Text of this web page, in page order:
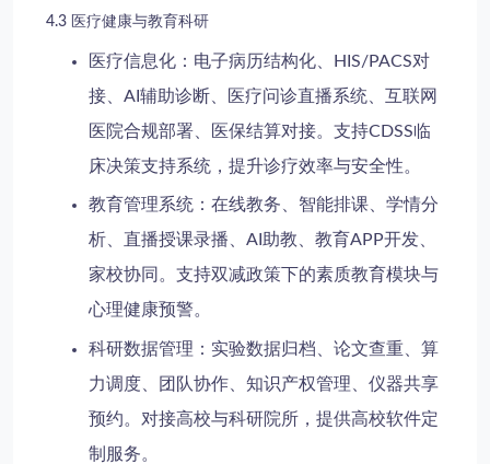
4.3 医疗健康与教育科研
医疗信息化 ：电子病历结构化、HIS/PACS对
接、AI辅助诊断、医疗问诊直播系统、互联网
医院合规部署、医保结算对接。支持CDSS临
床决策支持系统，提升诊疗效率与安全性。
教育管理系统 ：在线教务、智能排课、学情分
析、直播授课录播、AI助教、教育APP开发、
家校协同。支持双减政策下的素质教育模块与
心理健康预警。
科研数据管理 ：实验数据归档、论文查重、算
力调度、团队协作、知识产权管理、仪器共享
预约。对接高校与科研院所，提供高校软件定
制 服务。